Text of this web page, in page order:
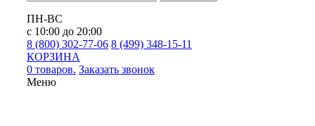
ПН-ВС
с 10:00 до 20:00
8 (800) 302-77-06 8 (499) 348-15-11
КОРЗИНА
0 товаров. Заказать звонок
Меню